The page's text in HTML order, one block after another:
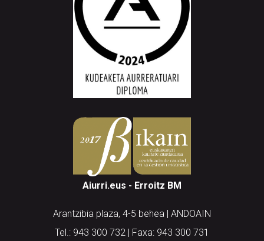
Aiurri.eus - Erroitz BM
Arantzibia plaza, 4-5 behea | ANDOAIN
Tel.: 943 300 732 | Faxa: 943 300 731